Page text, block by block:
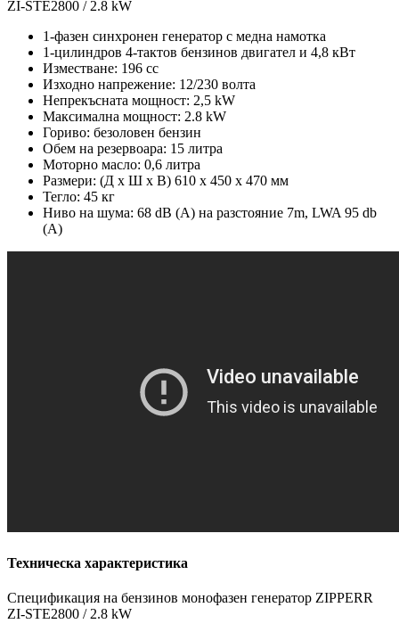
ZI-STE2800 / 2.8 kW
1-фазен синхронен генератор с медна намотка
1-цилиндров 4-тактов бензинов двигател и 4,8 кВт
Изместване: 196 cc
Изходно напрежение: 12/230 волта
Непрекъсната мощност: 2,5 kW
Максимална мощност: 2.8 kW
Гориво: безоловен бензин
Обем на резервоара: 15 литра
Моторно масло: 0,6 литра
Размери: (Д х Ш х В) 610 х 450 х 470 мм
Тегло: 45 кг
Ниво на шума: 68 dB (A) на разстояние 7m, LWA 95 db
(A)
Техническа характеристика
Спецификация на бензинов монофазен генератор ZIPPERR
ZI-STE2800 / 2.8 kW